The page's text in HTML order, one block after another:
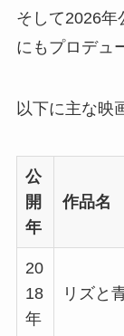
そして2026年
にもプロデュ
以下に主な映
公
開
年
作品名
20
18
年
リズと